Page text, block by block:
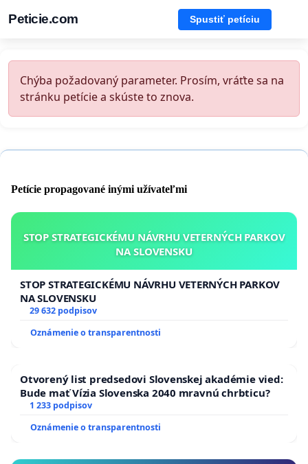
Peticie.com Spustiť petíciu
Chýba požadovaný parameter. Prosím, vráťte sa na
stránku petície a skúste to znova.
Petície propagované inými užívateľmi
STOP STRATEGICKÉMU NÁVRHU VETERNÝCH PARKOV
NA SLOVENSKU
STOP STRATEGICKÉMU NÁVRHU VETERNÝCH PARKOV
NA SLOVENSKU
29 632 podpisov
Oznámenie o transparentnosti
Otvorený list predsedovi Slovenskej akadémie vied:
Bude mať Vízia Slovenska 2040 mravnú chrbticu?
1 233 podpisov
Oznámenie o transparentnosti